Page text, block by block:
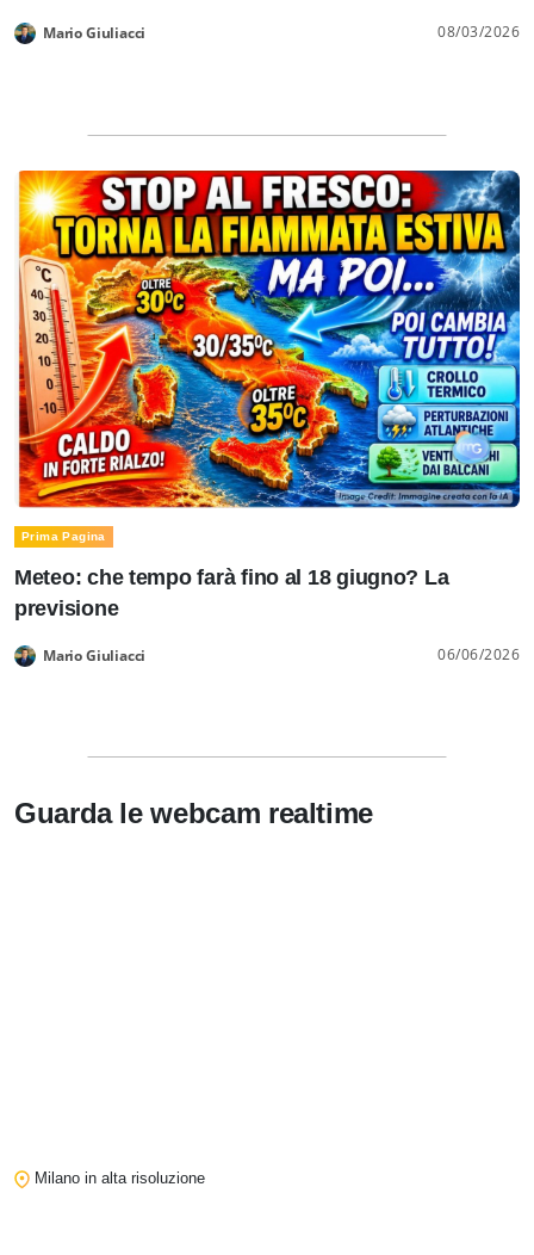
Mario Giuliacci 08/03/2026
Prima Pagina
Meteo: che tempo farà fino al 18 giugno? La
previsione
Mario Giuliacci 06/06/2026
Guarda lewebcam realtime
Milano in alta risoluzione